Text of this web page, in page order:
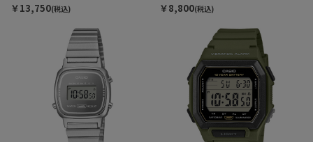
￥13,750(税込) ￥8,800(税込)